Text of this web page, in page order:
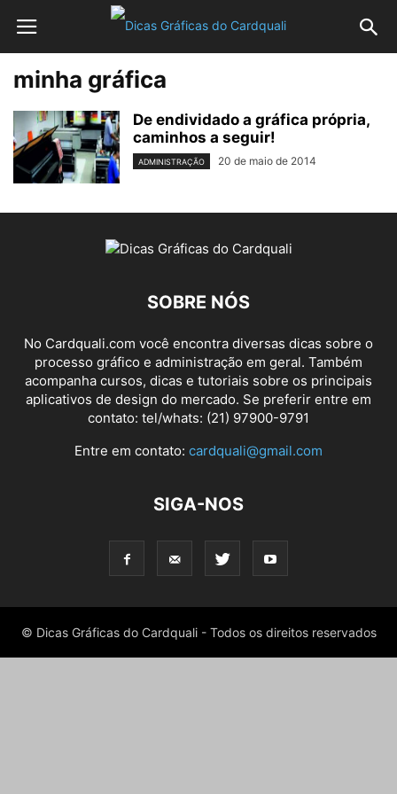
minha gráfica
De endividado a gráfica própria,
caminhos a seguir!
ADMINISTRAÇÃO 20 de maio de 2014
SOBRE NÓS
No Cardquali.com você encontra diversas dicas sobre o
processo gráfico e administração em geral. Também
acompanha cursos, dicas e tutoriais sobre os principais
aplicativos de design do mercado. Se preferir entre em
contato: tel/whats: (21) 97900-9791
Entre em contato: cardquali@gmail.com
SIGA-NOS
© Dicas Gráficas do Cardquali - Todos os direitos reservados